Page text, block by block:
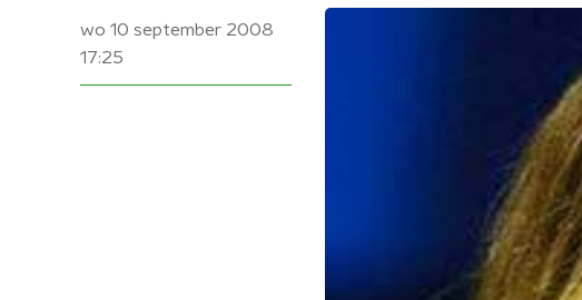
wo 10 september 2008
17:25